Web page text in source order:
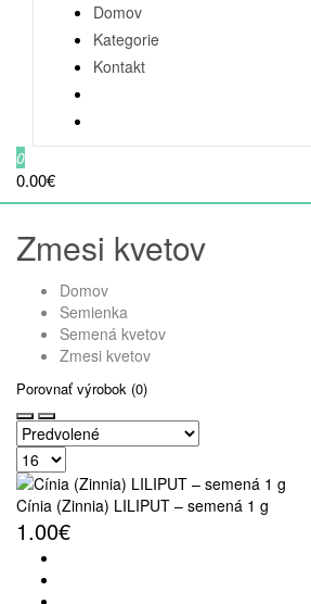
Domov
Kategorie
Kontakt
0
0.00€
Zmesi kvetov
Domov
Semienka
Semená kvetov
Zmesi kvetov
Porovnať výrobok (0)
Cínia (Zinnia) LILIPUT – semená 1 g
1.00€